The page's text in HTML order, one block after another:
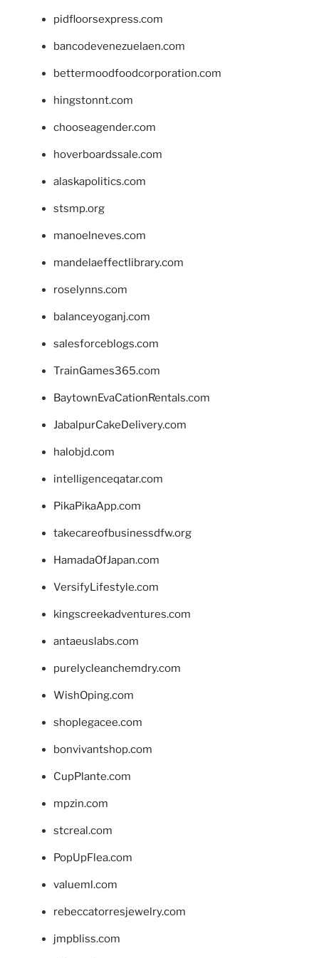
pidfloorsexpress.com
bancodevenezuelaen.com
bettermoodfoodcorporation.com
hingstonnt.com
chooseagender.com
hoverboardssale.com
alaskapolitics.com
stsmp.org
manoelneves.com
mandelaeffectlibrary.com
roselynns.com
balanceyoganj.com
salesforceblogs.com
TrainGames365.com
BaytownEvaCationRentals.com
JabalpurCakeDelivery.com
halobjd.com
intelligenceqatar.com
PikaPikaApp.com
takecareofbusinessdfw.org
HamadaOfJapan.com
VersifyLifestyle.com
kingscreekadventures.com
antaeuslabs.com
purelycleanchemdry.com
WishOping.com
shoplegacee.com
bonvivantshop.com
CupPlante.com
mpzin.com
stcreal.com
PopUpFlea.com
valueml.com
rebeccatorresjewelry.com
jmpbliss.com